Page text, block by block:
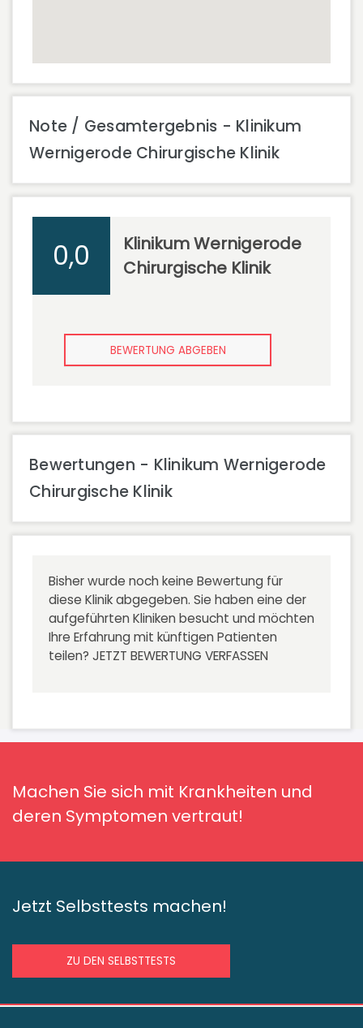
Note / Gesamtergebnis - Klinikum
Wernigerode Chirurgische Klinik
0,0
Klinikum Wernigerode
Chirurgische Klinik
BEWERTUNG ABGEBEN
Bewertungen - Klinikum Wernigerode
Chirurgische Klinik
Bisher wurde noch keine Bewertung für
diese Klinik abgegeben. Sie haben eine der
aufgeführten Kliniken besucht und möchten
Ihre Erfahrung mit künftigen Patienten
teilen? JETZT BEWERTUNG VERFASSEN
Machen Sie sich mit Krankheiten und
deren Symptomen vertraut!
Jetzt Selbsttests machen!
ZU DEN SELBSTTESTS